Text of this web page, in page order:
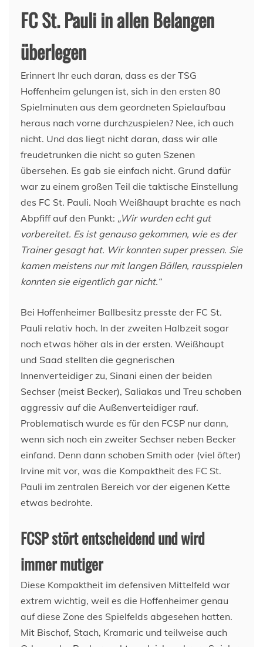
FC St. Pauli in allen Belangen
überlegen
Erinnert Ihr euch daran, dass es der TSG
Hoffenheim gelungen ist, sich in den ersten 80
Spielminuten aus dem geordneten Spielaufbau
heraus nach vorne durchzuspielen? Nee, ich auch
nicht. Und das liegt nicht daran, dass wir alle
freudetrunken die nicht so guten Szenen
übersehen. Es gab sie einfach nicht. Grund dafür
war zu einem großen Teil die taktische Einstellung
des FC St. Pauli. Noah Weißhaupt brachte es nach
Abpfiff auf den Punkt: „Wir wurden echt gut
vorbereitet. Es ist genauso gekommen, wie es der
Trainer gesagt hat. Wir konnten super pressen. Sie
kamen meistens nur mit langen Bällen, rausspielen
konnten sie eigentlich gar nicht.“
Bei Hoffenheimer Ballbesitz presste der FC St.
Pauli relativ hoch. In der zweiten Halbzeit sogar
noch etwas höher als in der ersten. Weißhaupt
und Saad stellten die gegnerischen
Innenverteidiger zu, Sinani einen der beiden
Sechser (meist Becker), Saliakas und Treu schoben
aggressiv auf die Außenverteidiger rauf.
Problematisch wurde es für den FCSP nur dann,
wenn sich noch ein zweiter Sechser neben Becker
einfand. Denn dann schoben Smith oder (viel öfter)
Irvine mit vor, was die Kompaktheit des FC St.
Pauli im zentralen Bereich vor der eigenen Kette
etwas bedrohte.
FCSP stört entscheidend und wird
immer mutiger
Diese Kompaktheit im defensiven Mittelfeld war
extrem wichtig, weil es die Hoffenheimer genau
auf diese Zone des Spielfelds abgesehen hatten.
Mit Bischof, Stach, Kramaric und teilweise auch